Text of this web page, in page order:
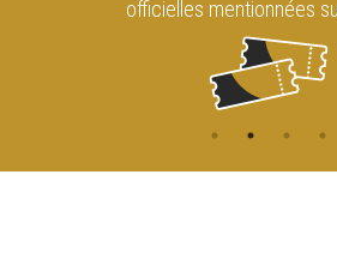
officielles mentionnées